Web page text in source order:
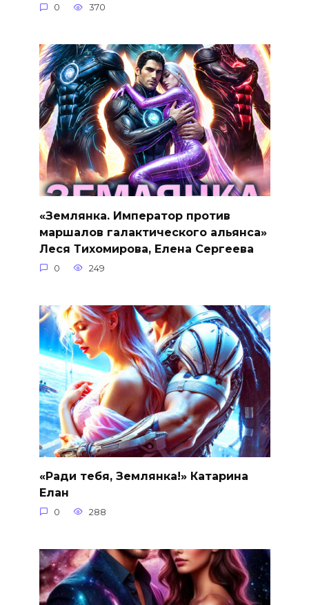
0 370
«Землянка. Император против
маршалов галактического альянса»
Леся Тихомирова, Елена Сергеева
0 249
«Ради тебя, Землянка!» Катарина
Елан
0 288